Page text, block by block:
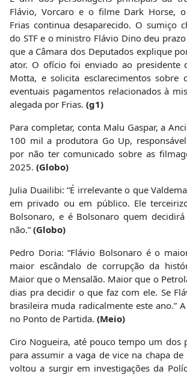
Flávio, Vorcaro e o filme Dark Horse,
Frias continua desaparecido. O sumiço
do STF e o ministro Flávio Dino deu
que a Câmara dos Deputados explique
ator. O ofício foi enviado ao presidente
Motta, e solicita esclarecimentos sobre
eventuais pagamentos relacionados à
alegada por Frias. (g1)
Para completar, conta Malu Gaspar, a
100 mil a produtora Go Up,
por não ter comunicado sobre as
2025. (Globo)
Julia Duailibi: “É irrelevante o que
em privado ou em público. Ele
Bolsonaro, e é Bolsonaro quem
não.” (Globo)
Pedro Doria: “Flávio Bolsonaro é o
maior escândalo de corrupção da
Maior que o Mensalão. Maior que o
dias pra decidir o que faz com ele. Se
brasileira muda radicalmente este ano.”
no Ponto de Partida. (Meio)
Ciro Nogueira, até pouco tempo um dos
para assumir a vaga de vice na chapa
voltou a surgir em investigações da